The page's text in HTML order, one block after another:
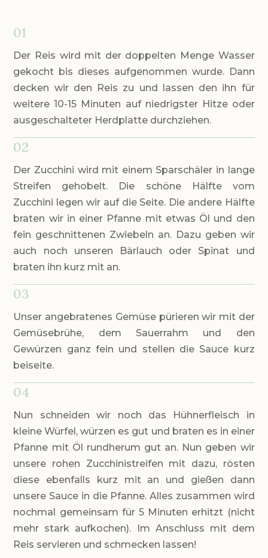
01
Der Reis wird mit der doppelten Menge Wasser
gekocht bis dieses aufgenommen wurde. Dann
decken wir den Reis zu und lassen den ihn für
weitere 10-15 Minuten auf niedrigster Hitze oder
ausgeschalteter Herdplatte durchziehen.
02
Der Zucchini wird mit einem Sparschäler in lange
Streifen gehobelt. Die schöne Hälfte vom
Zucchini legen wir auf die Seite. Die andere Hälfte
braten wir in einer Pfanne mit etwas Öl und den
fein geschnittenen Zwiebeln an. Dazu geben wir
auch noch unseren Bärlauch oder Spinat und
braten ihn kurz mit an.
03
Unser angebratenes Gemüse pürieren wir mit der
Gemüsebrühe, dem Sauerrahm und den
Gewürzen ganz fein und stellen die Sauce kurz
beiseite.
04
Nun schneiden wir noch das Hühnerfleisch in
kleine Würfel, würzen es gut und braten es in einer
Pfanne mit Öl rundherum gut an. Nun geben wir
unsere rohen Zucchinistreifen mit dazu, rösten
diese ebenfalls kurz mit an und gießen dann
unsere Sauce in die Pfanne. Alles zusammen wird
nochmal gemeinsam für 5 Minuten erhitzt (nicht
mehr stark aufkochen). Im Anschluss mit dem
Reis servieren und schmecken lassen!